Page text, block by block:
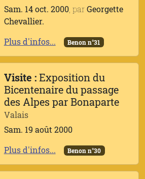
Sam. 14 oct. 2000, parGeorgette
Chevallier.
Plus d'infos...
Benon n°31
Visite :Exposition du
Bicentenaire du passage
des Alpes par Bonaparte
Valais
Sam. 19 août 2000
Plus d'infos...
Benon n°30